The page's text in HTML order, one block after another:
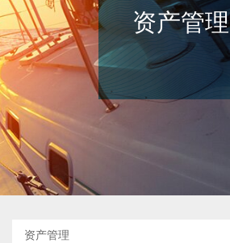
环境、社会及企业管治 国泰海通证券
客户登入
资产管理
资产管理